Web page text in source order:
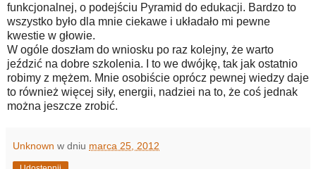
funkcjonalnej, o podejściu Pyramid do edukacji. Bardzo to
wszystko było dla mnie ciekawe i układało mi pewne
kwestie w głowie.
W ogóle doszłam do wniosku po raz kolejny, że warto
jeździć na dobre szkolenia. I to we dwójkę, tak jak ostatnio
robimy z mężem. Mnie osobiście oprócz pewnej wiedzy daje
to również więcej siły, energii, nadziei na to, że coś jednak
można jeszcze zrobić.
Unknown w dniu marca 25, 2012